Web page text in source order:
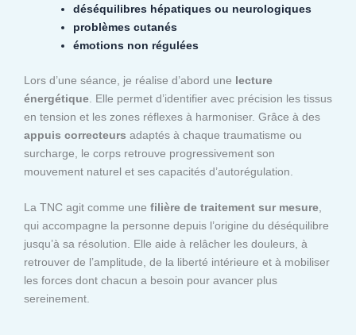
déséquilibres hépatiques ou neurologiques
problèmes cutanés
émotions non régulées
Lors d’une séance, je réalise d’abord une lecture
énergétique . Elle permet d’identifier avec précision les tissus
en tension et les zones réflexes à harmoniser. Grâce à des
appuis correcteurs adaptés à chaque traumatisme ou
surcharge, le corps retrouve progressivement son
mouvement naturel et ses capacités d’autorégulation.
La TNC agit comme une filière de traitement sur mesure,
qui accompagne la personne depuis l’origine du déséquilibre
jusqu’à sa résolution. Elle aide à relâcher les douleurs, à
retrouver de l’amplitude, de la liberté intérieure et à mobiliser
les forces dont chacun a besoin pour avancer plus
sereinement.